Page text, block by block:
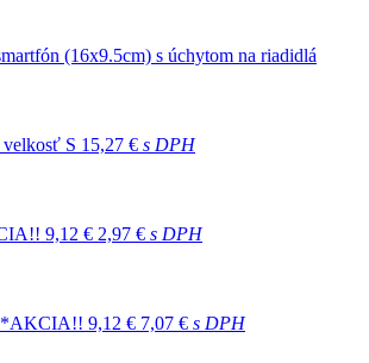
(16x9.5cm) s úchytom na riadidlá
velkosť S 15,27 € s DPH
9,12 € 2,97 € s DPH
**AKCIA!! 9,12 € 7,07 € s DPH